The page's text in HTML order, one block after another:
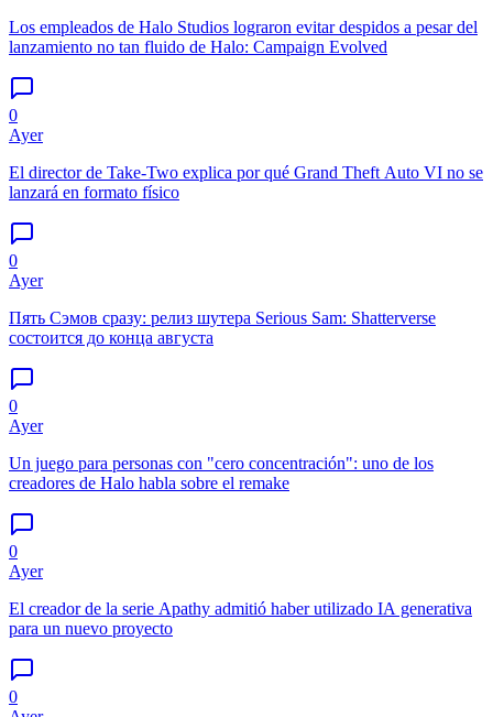
Los empleados de Halo Studios lograron evitar despidos a pesar del
lanzamiento no tan fluido de Halo: Campaign Evolved
0
Ayer
El director de Take-Two explica por qué Grand Theft Auto VI no se
lanzará en formato físico
0
Ayer
Пять Сэмов сразу: релиз шутера Serious Sam: Shatterverse
состоится до конца августа
0
Ayer
Un juego para personas con "cero concentración": uno de los
creadores de Halo habla sobre el remake
0
Ayer
El creador de la serie Apathy admitió haber utilizado IA generativa
para un nuevo proyecto
0